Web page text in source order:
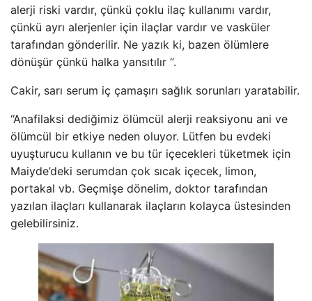
alerji riski vardır, çünkü çoklu ilaç kullanımı vardır,
çünkü ayrı alerjenler için ilaçlar vardır ve vasküler
tarafından gönderilir. Ne yazık ki, bazen ölümlere
dönüşür çünkü halka yansıtılır “.
Cakir, sarı serum iç çamaşırı sağlık sorunları yaratabilir.
“Anafilaksi dediğimiz ölümcül alerji reaksiyonu ani ve
ölümcül bir etkiye neden oluyor. Lütfen bu evdeki
uyuşturucu kullanın ve bu tür içecekleri tüketmek için
Maiyde’deki serumdan çok sıcak içecek, limon,
portakal vb. Geçmişe dönelim, doktor tarafından
yazılan ilaçları kullanarak ilaçların kolayca üstesinden
gelebilirsiniz.